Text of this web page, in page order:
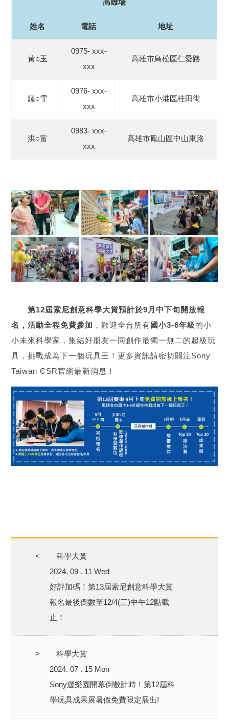
高雄場
姓名 電話 地址
黃○玉
0975- xxx-
xxx
高雄市鳥松區仁愛路
鍾○霏
0976- xxx-
xxx
高雄市小港區桂田街
洪○富
0983- xxx-
xxx
高雄市鳳山區中山東路
第12屆索尼創意科學大賞預計於9月中下旬開放報
名，活動全程免費參加 ，歡迎全台所有國小3-6年級的小
小未來科學家，集結好朋友一同創作最獨一無二的超級玩
具，挑戰成為下一個玩具王！更多資訊請密切關注Sony
Taiwan CSR官網最新消息！
<
科學大賞
2024. 09 . 11 Wed
好評加碼！第13屆索尼創意科學大賞
報名最後倒數至12/4(三)中午12點截
止！
>
科學大賞
2024. 07 . 15 Mon
Sony遊樂園開幕倒數計時！第12屆科
學玩具成果展暑假免費限定展出!